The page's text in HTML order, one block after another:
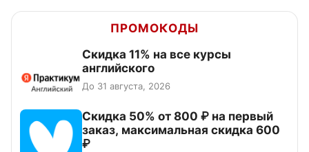
ПРОМОКОДЫ
Скидка 11% на все курсы
английского
До 31 августа, 2026
Скидка 50% от 800 ₽ на первый
заказ, максимальная скидка 600
₽